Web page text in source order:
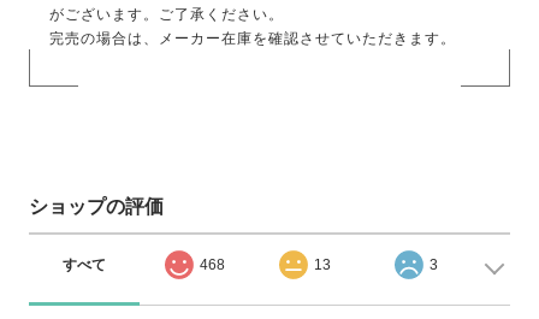
がございます。ご了承ください。
完売の場合は、メーカー在庫を確認させていただきます。
ショップの評価
すべて 468 13 3